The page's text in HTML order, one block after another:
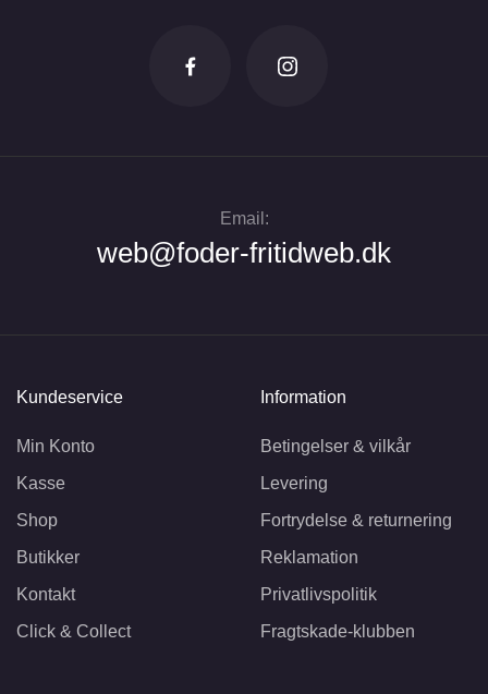
Email:
web@foder-fritidweb.dk
Kundeservice
Min Konto
Kasse
Shop
Butikker
Kontakt
Click & Collect
Information
Betingelser & vilkår
Levering
Fortrydelse & returnering
Reklamation
Privatlivspolitik
Fragtskade-klubben